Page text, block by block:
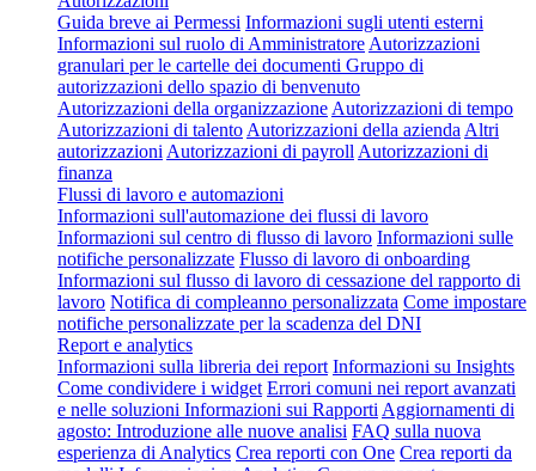
Guida breve ai Permessi Informazioni sugli utenti esterni
Informazioni sul ruolo di Amministratore Autorizzazioni
granulari per le cartelle dei documenti Gruppo di
autorizzazioni dello spazio di benvenuto
Autorizzazioni della organizzazione Autorizzazioni di tempo
Autorizzazioni di talento Autorizzazioni della azienda Altri
autorizzazioni Autorizzazioni di payroll Autorizzazioni di
finanza
Flussi di lavoro e automazioni
Informazioni sull'automazione dei flussi di lavoro
Informazioni sul centro di flusso di lavoro Informazioni sulle
notifiche personalizzate Flusso di lavoro di onboarding
Informazioni sul flusso di lavoro di cessazione del rapporto di
lavoro Notifica di compleanno personalizzata Come impostare
notifiche personalizzate per la scadenza del DNI
Report e analytics
Informazioni sulla libreria dei report Informazioni su Insights
Come condividere i widget Errori comuni nei report avanzati
e nelle soluzioni Informazioni sui Rapporti Aggiornamenti di
agosto: Introduzione alle nuove analisi FAQ sulla nuova
esperienza di Analytics Crea reporti con One Crea reporti da